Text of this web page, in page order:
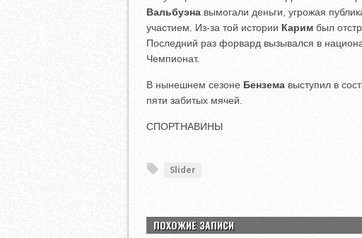
Вальбуэна вымогали деньги, угрожая
участием. Из-за той истории Карим был
Последний раз форвард вызывался в
Чемпионат.
В нынешнем сезоне Бензема выступил в
пяти забитых мячей.
СПОРТНАВИНЫ
Slider
ПОХОЖИЕ ЗАПИСИ